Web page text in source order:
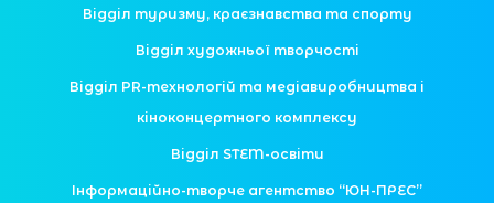
Відділ туризму, краєзнавства та спорту
Відділ художньої творчості
Відділ PR-технологій та медіавиробництва і
кіноконцертного комплексу
Відділ STEM-освіти
Інформаційно-творче агентство “ЮН-ПРЕС”